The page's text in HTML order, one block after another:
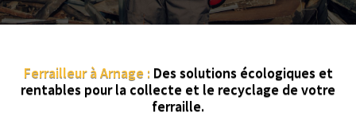
Ferrailleur à Arnage : Des solutions écologiques et
rentables pour la collecte et le recyclage de votre
ferraille.